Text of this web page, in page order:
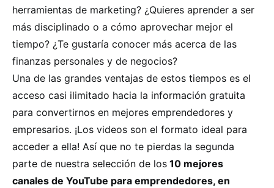
herramientas de marketing? ¿Quieres aprender a ser
más disciplinado o a cómo aprovechar mejor el
tiempo? ¿Te gustaría conocer más acerca de las
finanzas personales y de negocios?
Una de las grandes ventajas de estos tiempos es el
acceso casi ilimitado hacia la información gratuita
para convertirnos en mejores emprendedores y
empresarios. ¡Los videos son el formato ideal para
acceder a ella! Así que no te pierdas la segunda
parte de nuestra selección de los 10 mejores
canales de YouTube para emprendedores, en